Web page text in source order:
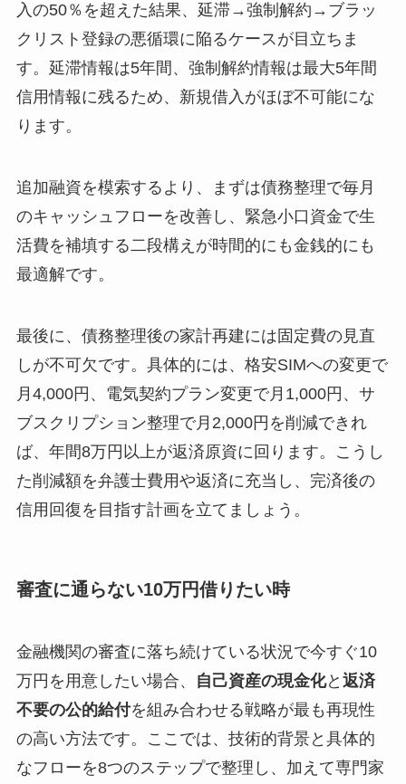
入の50％を超えた結果、延滞→強制解約→ブラッ
クリスト登録の悪循環に陥るケースが目立ちま
す。延滞情報は5年間、強制解約情報は最大5年間
信用情報に残るため、新規借入がほぼ不可能にな
ります。
追加融資を模索するより、まずは債務整理で毎月
のキャッシュフローを改善し、緊急小口資金で生
活費を補填する二段構えが時間的にも金銭的にも
最適解です。
最後に、債務整理後の家計再建には固定費の見直
しが不可欠です。具体的には、格安SIMへの変更で
月4,000円、電気契約プラン変更で月1,000円、サ
ブスクリプション整理で月2,000円を削減できれ
ば、年間8万円以上が返済原資に回ります。こうし
た削減額を弁護士費用や返済に充当し、完済後の
信用回復を目指す計画を立てましょう。
審査に通らない10万円借りたい時
金融機関の審査に落ち続けている状況で今すぐ10
万円を用意したい場合、
自己資産の現金化と 返済
不要の公的給付を組み合わせる戦略が最も再現性
の高い方法です。ここでは、技術的背景と具体的
なフローを8つのステップで整理し、加えて専門家